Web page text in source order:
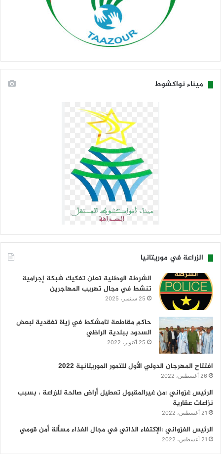
ميناء نواكشوط
الزراعة في موريتانيا
الشرطة الوطنية تعلن تفكيك شبكة إجرامية
تنشط في مجال تهريب المهاجرين
25 سبتمبر، 2025
حاكم مقاطعة تامشكط في زياة تفقدية لبعض
السدود ببلدية الراظي
25 أكتوبر، 2022
افتتاح المهرجان الدولي الأول للتمور الموريتانية 2022
26 أغسطس، 2022
الرئيس غزواني :من غيرالمقبول تعطيل أراض صالحة للزراعة ، بسبب
نزاعات عقارية
21 أغسطس، 2022
الرئيس الغزواني :الإكتفاء الذاتي في مجال الغذاء مسألة أمن قومي
21 أغسطس، 2022